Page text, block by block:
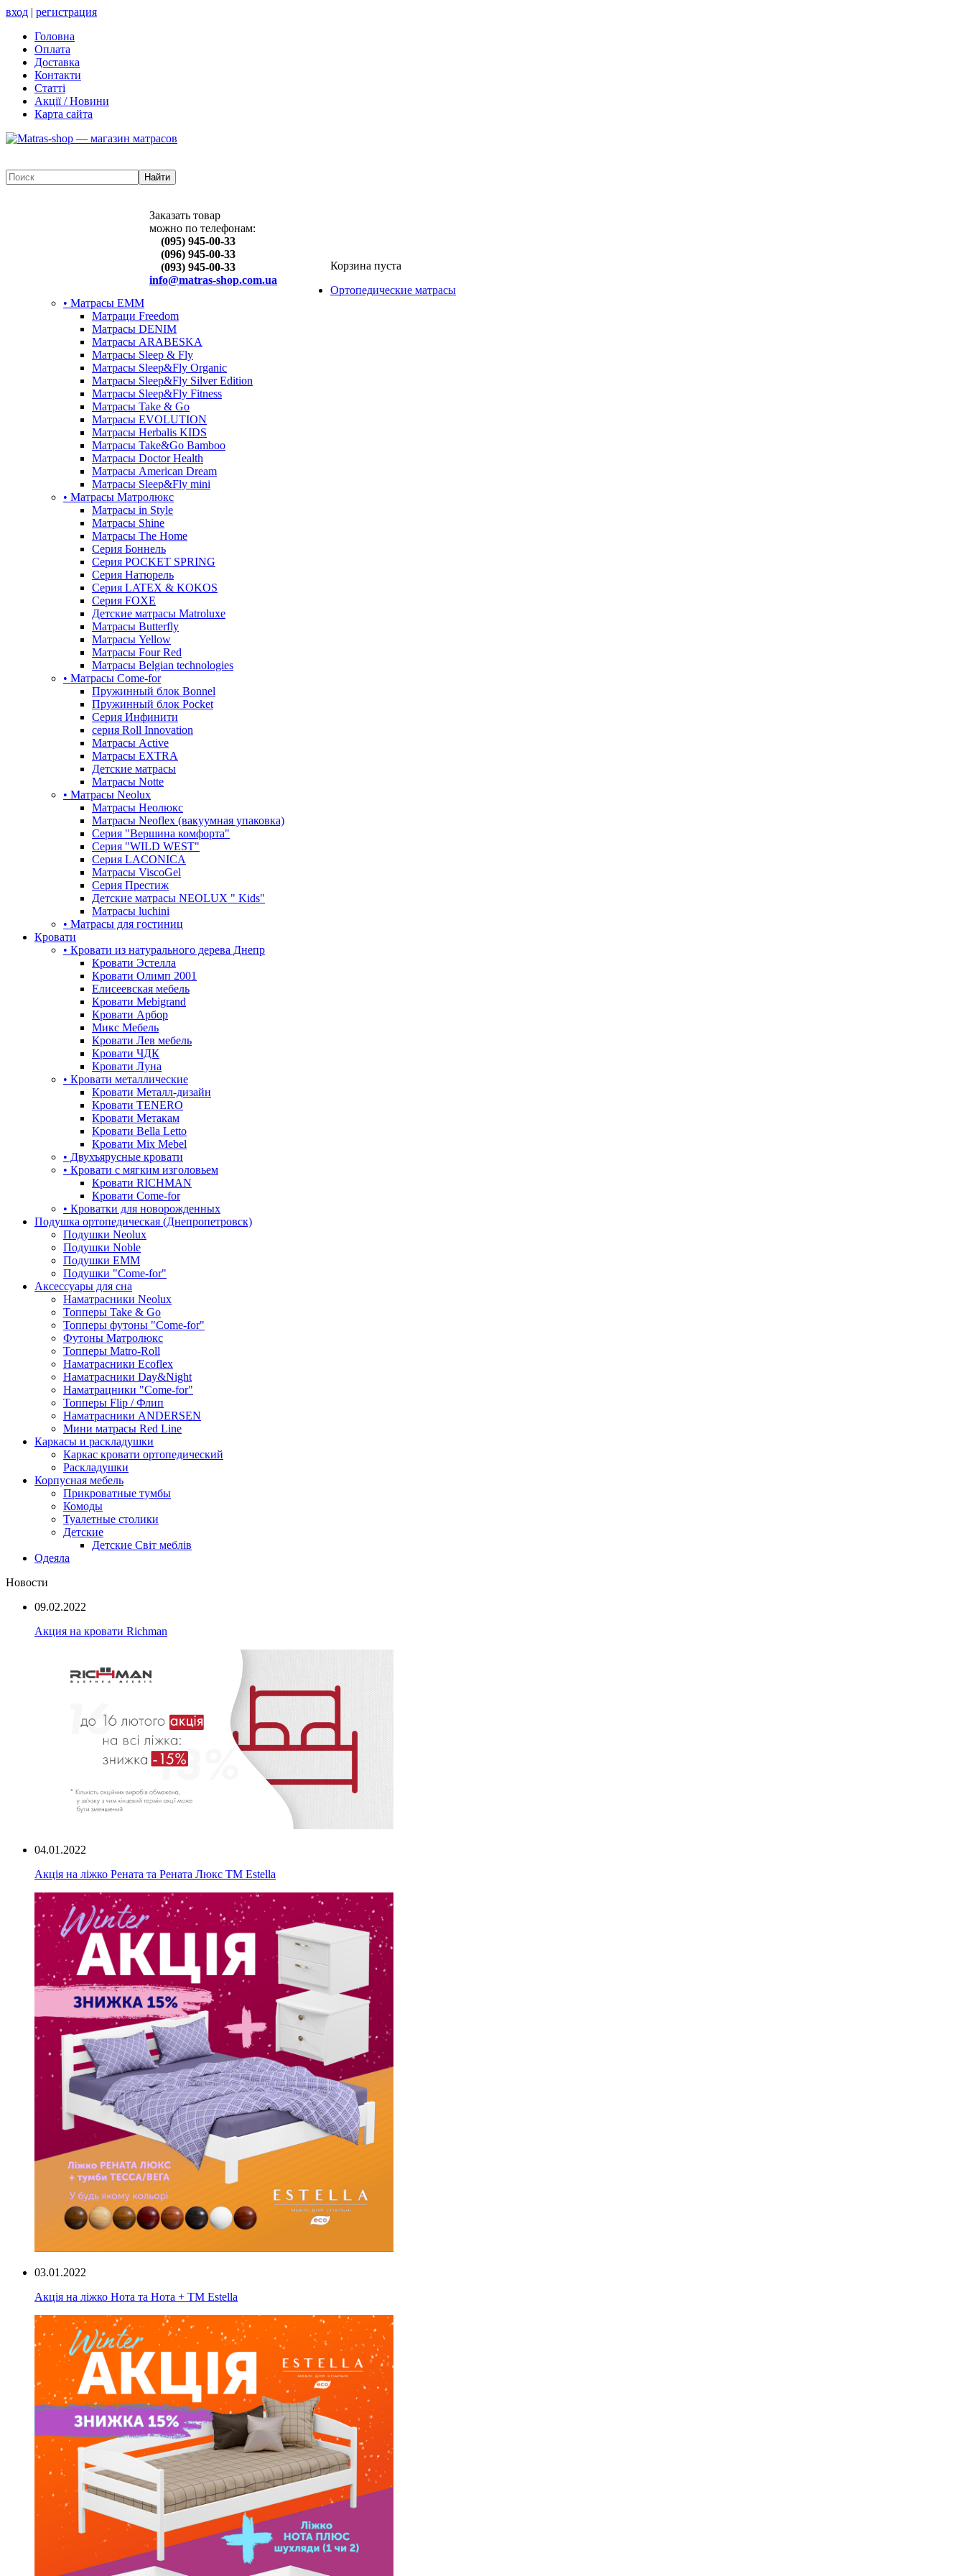
вход | регистрация
Головна
Оплата
Доставка
Контакти
Статті
Акції / Новини
Карта сайта
Заказать товар
можно по телефонам:
(095) 945-00-33
(096) 945-00-33
(093) 945-00-33
info@matras-shop.com.ua
Корзина пуста
Ортопедические матрасы
• Матрасы ЕММ
Матраци Freedom
Матрасы DENIM
Матрасы ARABESKA
Матрасы Sleep & Fly
Матрасы Sleep&Fly Organic
Матрасы Sleep&Fly Silver Edition
Матрасы Sleep&Fly Fitness
Матрасы Take & Go
Матрасы EVOLUTION
Матрасы Herbalis KIDS
Матрасы Take&Go Bamboo
Матрасы Doctor Health
Матрасы American Dream
Матрасы Sleep&Fly mini
• Матрасы Матролюкс
Матрасы in Style
Матрасы Shine
Матрасы The Home
Серия Боннель
Серия POCKET SPRING
Серия Натюрель
Серия LATEX & KOKOS
Серия FOXE
Детские матрасы Matroluxe
Матрасы Butterfly
Матрасы Yellow
Матрасы Four Red
Матрасы Belgian technologies
• Матрасы Come-for
Пружинный блок Bonnel
Пружинный блок Pocket
Серия Инфинити
серия Roll Innovation
Матрасы Active
Матрасы EXTRA
Детские матрасы
Матрасы Notte
• Матрасы Neolux
Матрасы Неолюкс
Матрасы Neoflex (вакуумная упаковка)
Серия "Вершина комфорта"
Серия "WILD WEST"
Серия LACONICA
Матрасы ViscoGel
Серия Престиж
Детские матрасы NEOLUX " Kids"
Матрасы luchini
• Матрасы для гостиниц
Кровати
• Кровати из натурального дерева Днепр
Кровати Эстелла
Кровати Олимп 2001
Елисеевская мебель
Кровати Mebigrand
Кровати Арбор
Микс Мебель
Кровати Лев мебель
Кровати ЧДК
Кровати Луна
• Кровати металлические
Кровати Металл-дизайн
Кровати TENERO
Кровати Метакам
Кровати Bella Letto
Кровати Mix Mebel
• Двухъярусные кровати
• Кровати с мягким изголовьем
Кровати RICHMAN
Кровати Come-for
• Кроватки для новорожденных
Подушка ортопедическая (Днепропетровск)
Подушки Neolux
Подушки Noble
Подушки ЕММ
Подушки "Come-for"
Аксессуары для сна
Наматрасники Neolux
Топперы Take & Go
Топперы футоны "Come-for"
Футоны Матролюкс
Топперы Matro-Roll
Наматрасники Ecoflex
Наматрасники Day&Night
Наматрацники "Come-for"
Топперы Flip / Флип
Наматрасники ANDERSEN
Мини матрасы Red Line
Каркасы и раскладушки
Каркас кровати ортопедический
Раскладушки
Корпусная мебель
Прикроватные тумбы
Комоды
Туалетные столики
Детские
Детские Світ меблів
Одеяла
Новости
09.02.2022
Акция на кровати Richman
04.01.2022
Акція на ліжко Рената та Рената Люкс ТМ Estella
03.01.2022
Акція на ліжко Нота та Нота + ТМ Estella